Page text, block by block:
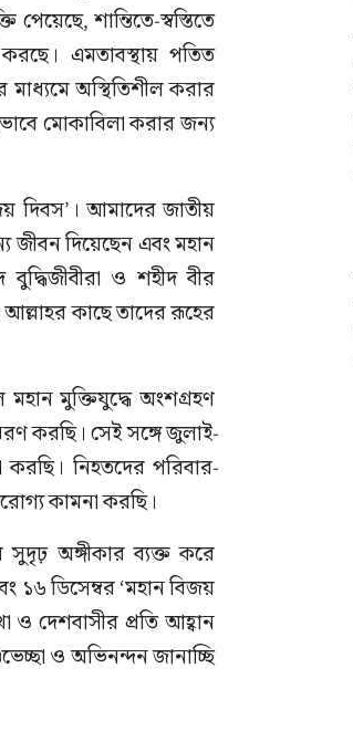
শান্তিতে-স্বস্তিতে
এমতাবস্থায় পতিত
অস্থিতিশীল করার
মোকাবিলা করার জন্য
দিবস’। আমাদের জাতীয়
জীবন দিয়েছেন এবং মহান
ও শহীদ বীর
কাছে তাদের রূহের
মুক্তিযুদ্ধে অংশগ্রহণ
করছি। সেই সঙ্গে জুলাই-
নিহতদের পরিবার-
কামনা করছি।
সুদৃঢ় অঙ্গীকার ব্যক্ত করে
ও দেশবাসীর প্রতি আহ্বান
ও অভিনন্দন জানাচ্ছি